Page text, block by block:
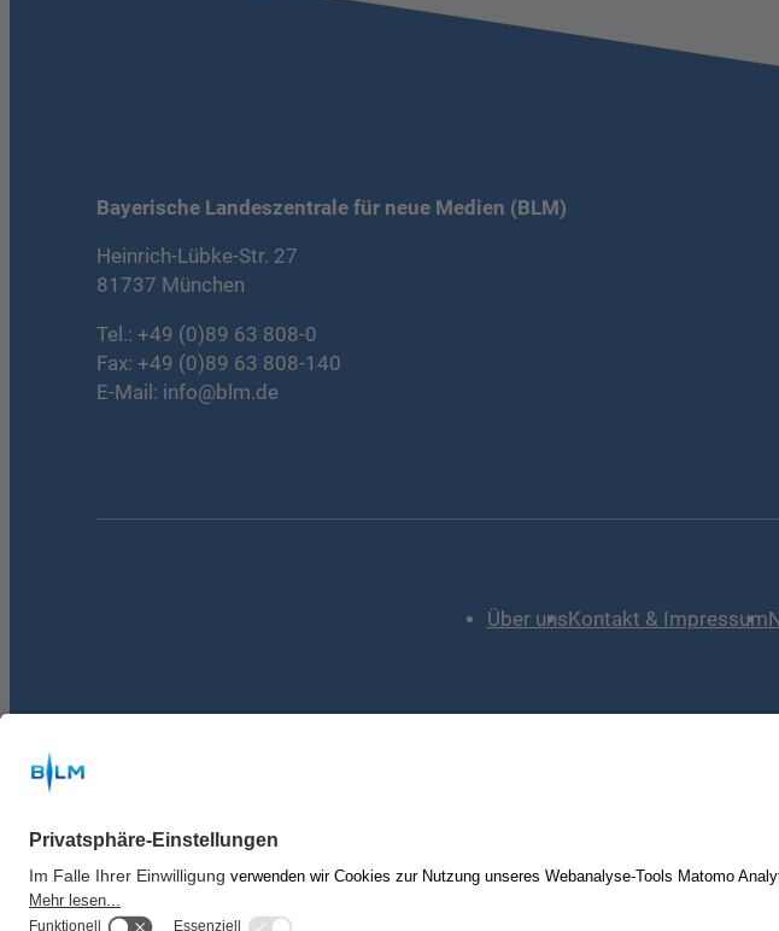
Bayerische Landeszentrale für neue Medien (BLM)
Heinrich-Lübke-Str. 27
81737 München
Tel.: +49 (0)89 63 808-0
Fax: +49 (0)89 63 808-140
E-Mail: info@blm.de
Über unsKontakt & Impressum